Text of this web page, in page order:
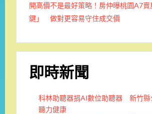
開高價不是最好策略！房仲曝桃園A7賣
鍵」 做對更容易守住成交價
即時新聞
科林助聽器捐AI數位助聽器 新竹縣
聽力健康